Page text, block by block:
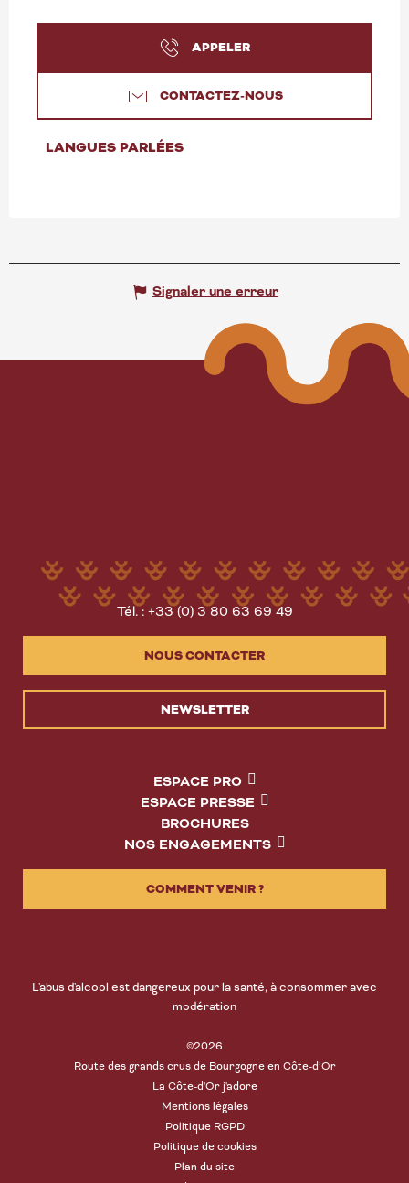
APPELER
CONTACTEZ-NOUS
LANGUES PARLÉES
LANGUES PARLÉES
Signaler une erreur
Tél. : +33 (0) 3 80 63 69 49
NOUS CONTACTER
NEWSLETTER
ESPACE PRO
ESPACE PRESSE
BROCHURES
NOS ENGAGEMENTS
COMMENT VENIR ?
L'abus d'alcool est dangereux pour la santé, à consommer avec
modération
©2026
Route des grands crus de Bourgogne en Côte-d’Or
La Côte-d'Or j'adore
Mentions légales
Politique RGPD
Politique de cookies
Plan du site